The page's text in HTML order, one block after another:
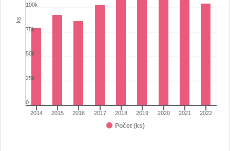
The chart has 1 Y axis displaying ks. Range: 0 to 175000.
ks
Počet (ks)
2014 2015 2016 2017 2018 2019 2020 2021 2022
0
25k
50k
75k
100k